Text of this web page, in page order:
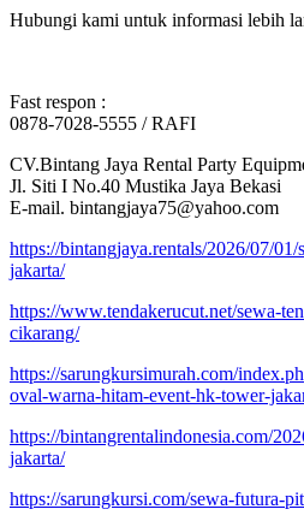
Hubungi kami untuk informasi lebih
Fast respon :
0878-7028-5555 / RAFI
CV.Bintang Jaya Rental Party
Jl. Siti I No.40 Mustika Jaya Bekasi
E-mail. bintangjaya75@yahoo.com
https://bintangjaya.rentals/2026/07/
jakarta/
https://www.tendakerucut.net/sewa-
cikarang/
https://sarungkursimurah.com/
oval-warna-hitam-event-hk-tower-
https://bintangrentalindonesia.com/
jakarta/
https://sarungkursi.com/sewa-futura-